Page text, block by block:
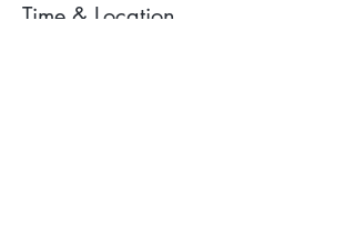
Time & Location